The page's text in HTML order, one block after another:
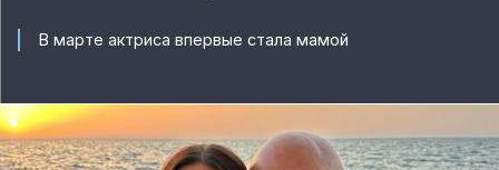
В марте актриса впервые стала мамой